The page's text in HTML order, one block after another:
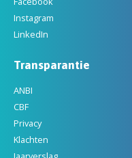
Instagram
LinkedIn
Transparantie
ANBI
CBF
Privacy
Klachten